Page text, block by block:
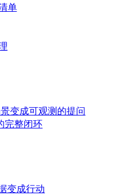
单
变成可观测的提问
完整闭环
变成行动